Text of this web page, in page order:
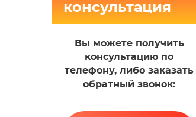
консультация
Вы можете получить
консультацию по
телефону, либо заказать
обратный звонок: